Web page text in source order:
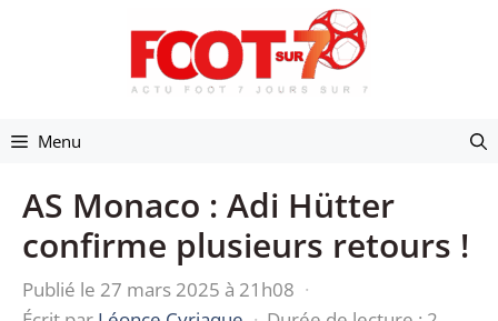
Menu
AS Monaco : Adi Hütter
confirme plusieurs retours !
Publié le 27 mars 2025 à 21h08 ·